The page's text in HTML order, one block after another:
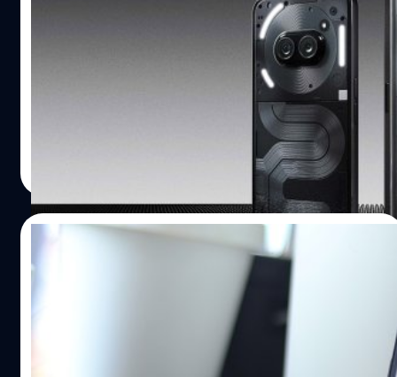
Snapdragon แทน MediaTek
ปัจจุบัน Nothing Phone ระดับกลางอย่าง Nothing Phone
(2a) และ Nothing Phone (2a) Plus ใช้ชิป MediaTek แต่
ล่าสุดมีข่าวว่ารุ่นใหม่อย่าง Nothing Phone (3a) และ
Nothing Phone (3a) Plus จะเปลี่ยนไปใช้ชิป Snapdragon
19/04/2024
Nothing รวม ChatGPT เข้ากับ NothingOS
เรียกใช้งานได้ทันที
Nothing Phone (2a) เพิ่งจะได้รับอัปเดต NothingOS 2.5.5
ที่มีการปรับปรุงคุณภาพและประสิทธิภาพของกล้อง รวมถึงแก้